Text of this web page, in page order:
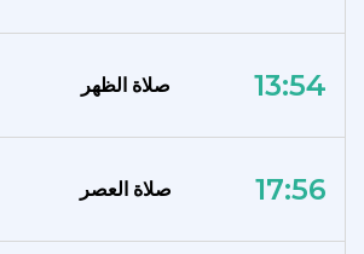
صلاة الظهر 13:54
صلاة العصر 17:56